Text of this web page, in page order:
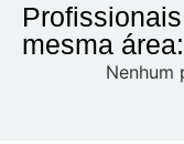
mesma área:
Nenhum